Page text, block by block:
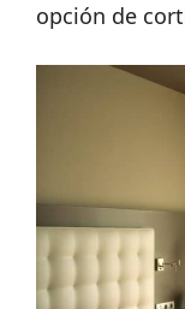
opción de